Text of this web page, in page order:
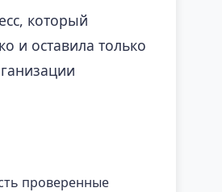
который
и оставила только
проверенные